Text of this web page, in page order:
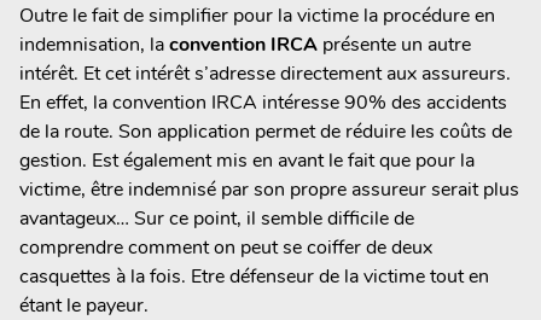
Outre le fait de simplifier pour la victime la procédure en
indemnisation, laconvention IRCA présente un autre
intérêt. Et cet intérêt s’adresse directement aux assureurs.
En effet, la convention IRCA intéresse 90% des accidents
de la route. Son application permet de réduire les coûts de
gestion. Est également mis en avant le fait que pour la
victime, être indemnisé par son propre assureur serait plus
avantageux… Sur ce point, il semble difficile de
comprendre comment on peut se coiffer de deux
casquettes à la fois. Etre défenseur de la victime tout en
étant le payeur.